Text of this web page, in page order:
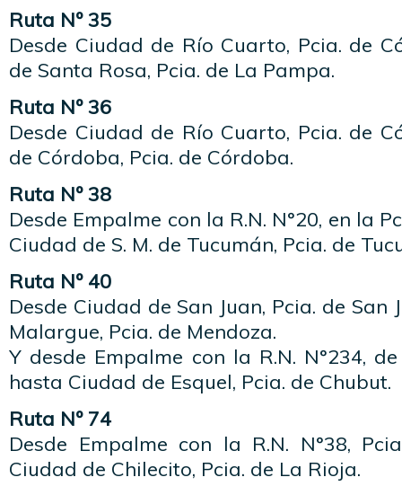
Ruta Nº 35
Desde Ciudad de Río Cuarto, Pcia. de
de Santa Rosa, Pcia. de La Pampa.
Ruta Nº 36
Desde Ciudad de Río Cuarto, Pcia. de
de Córdoba, Pcia. de Córdoba.
Ruta Nº 38
Desde Empalme con la R.N. N°20, en la
Ciudad de S. M. de Tucumán, Pcia. de
Ruta Nº 40
Desde Ciudad de San Juan, Pcia. de
Malargue, Pcia. de Mendoza.
Y desde Empalme con la R.N. N°234,
hasta Ciudad de Esquel, Pcia. de Chubut.
Ruta Nº 74
Desde Empalme con la R.N. N°38,
Ciudad de Chilecito, Pcia. de La Rioja.